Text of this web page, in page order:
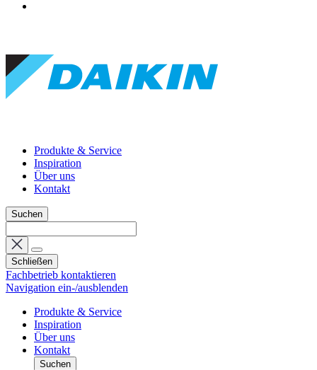
Produkte & Service
Inspiration
Über uns
Kontakt
Suchen
Schließen
Fachbetrieb kontaktieren
Navigation ein-/ausblenden
Produkte & Service
Inspiration
Über uns
Kontakt
Suchen